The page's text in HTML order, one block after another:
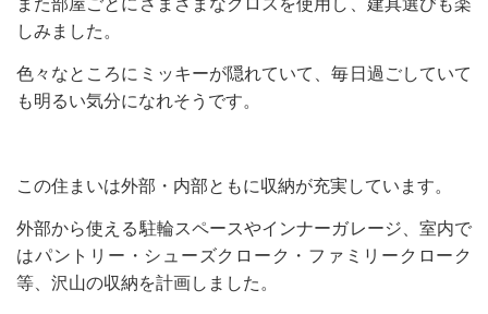
しみました。
色々なところにミッキーが隠れていて、毎日過ごしていて
も明るい気分になれそうです。
この住まいは外部・内部ともに収納が充実しています。
外部から使える駐輪スペースやインナーガレージ、室内で
はパントリー・シューズクローク・ファミリークローク
等、沢山の収納を計画しました。